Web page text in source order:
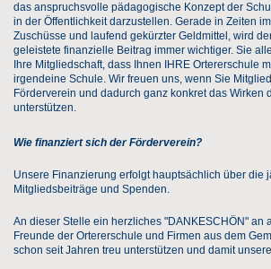
das anspruchsvolle pädagogische Konzept der
in der Öffentlichkeit darzustellen. Gerade in Zeiten
Zuschüsse und laufend gekürzter Geldmittel, wird
geleistete finanzielle Beitrag immer wichtiger. Sie
Ihre Mitgliedschaft, dass Ihnen IHRE Ortererschule
irgendeine Schule. Wir freuen uns, wenn Sie
Förderverein und dadurch ganz konkret das Wirken
unterstützen.
Wie finanziert sich der Förderverein?
Unsere Finanzierung erfolgt hauptsächlich über die
Mitgliedsbeiträge und Spenden.
An dieser Stelle ein herzliches "DANKESCHÖN" an
Freunde der Ortererschule und Firmen aus dem
schon seit Jahren treu unterstützen und damit